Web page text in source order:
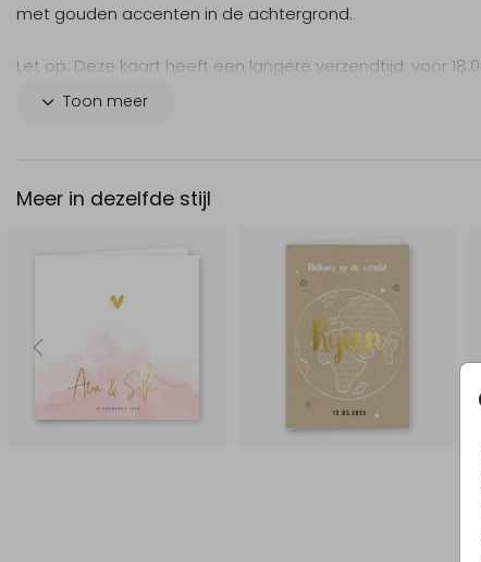
met gouden accenten in de achtergrond.
Let op: Deze kaart heeft een langere verzendtijd: voor
besteld = de volgende werkdag gedrukt en verzonden.
Toon meer
Meer in dezelfde stijl